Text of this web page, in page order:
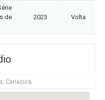
de
2023 Volta
Cariacica